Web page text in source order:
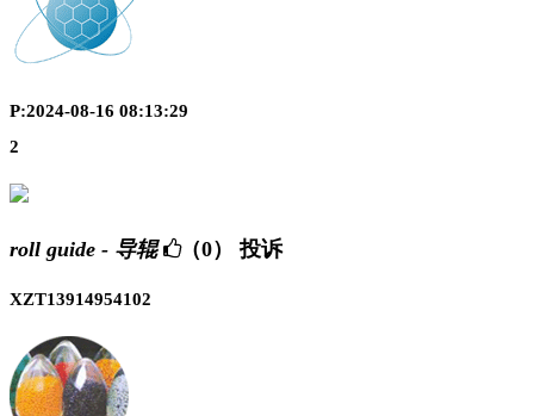
P:2024-08-16 08:13:29
2
roll guide - 导辊 （0） 投诉
XZT13914954102